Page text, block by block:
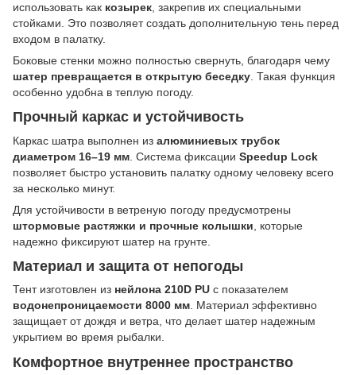
использовать как козырек, закрепив их специальными
стойками. Это позволяет создать дополнительную тень перед
входом в палатку.
Боковые стенки можно полностью свернуть, благодаря чему
шатер превращается в открытую беседку. Такая функция
особенно удобна в теплую погоду.
Прочный каркас и устойчивость
Каркас шатра выполнен из алюминиевых трубок
диаметром 16–19 мм . Система фиксации Speedup Lock
позволяет быстро установить палатку одному человеку всего
за несколько минут.
Для устойчивости в ветреную погоду предусмотрены
штормовые растяжки и прочные колышки , которые
надежно фиксируют шатер на грунте.
Материал и защита от непогоды
Тент изготовлен из нейлона 210D PU с показателем
водонепроницаемости 8000 мм. Материал эффективно
защищает от дождя и ветра, что делает шатер надежным
укрытием во время рыбалки.
Комфортное внутреннее пространство